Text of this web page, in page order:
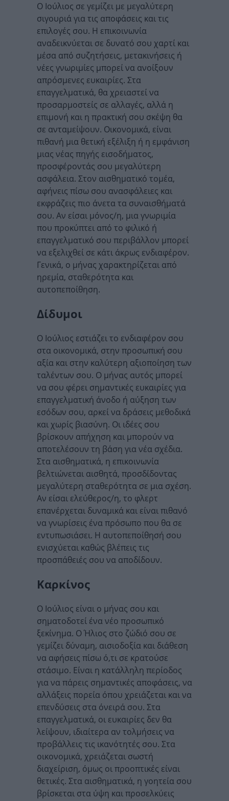
Ο Ιούλιος σε γεμίζει με μεγαλύτερη
σιγουριά για τις αποφάσεις και τις
επιλογές σου. Η επικοινωνία
αναδεικνύεται σε δυνατό σου χαρτί και
μέσα από συζητήσεις, μετακινήσεις ή
νέες γνωριμίες μπορεί να ανοίξουν
απρόσμενες ευκαιρίες. Στα
επαγγελματικά, θα χρειαστεί να
προσαρμοστείς σε αλλαγές, αλλά η
επιμονή και η πρακτική σου σκέψη θα
σε ανταμείψουν. Οικονομικά, είναι
πιθανή μια θετική εξέλιξη ή η εμφάνιση
μιας νέας πηγής εισοδήματος,
προσφέροντάς σου μεγαλύτερη
ασφάλεια. Στον αισθηματικό τομέα,
αφήνεις πίσω σου ανασφάλειες και
εκφράζεις πιο άνετα τα συναισθήματά
σου. Αν είσαι μόνος/η, μια γνωριμία
που προκύπτει από το φιλικό ή
επαγγελματικό σου περιβάλλον μπορεί
να εξελιχθεί σε κάτι άκρως ενδιαφέρον.
Γενικά, ο μήνας χαρακτηρίζεται από
ηρεμία, σταθερότητα και
αυτοπεποίθηση.
Δίδυμοι
Ο Ιούλιος εστιάζει το ενδιαφέρον σου
στα οικονομικά, στην προσωπική σου
αξία και στην καλύτερη αξιοποίηση των
ταλέντων σου. Ο μήνας αυτός μπορεί
να σου φέρει σημαντικές ευκαιρίες για
επαγγελματική άνοδο ή αύξηση των
εσόδων σου, αρκεί να δράσεις μεθοδικά
και χωρίς βιασύνη. Οι ιδέες σου
βρίσκουν απήχηση και μπορούν να
αποτελέσουν τη βάση για νέα σχέδια.
Στα αισθηματικά, η επικοινωνία
βελτιώνεται αισθητά, προσδίδοντας
μεγαλύτερη σταθερότητα σε μια σχέση.
Αν είσαι ελεύθερος/η, το φλερτ
επανέρχεται δυναμικά και είναι πιθανό
να γνωρίσεις ένα πρόσωπο που θα σε
εντυπωσιάσει. Η αυτοπεποίθησή σου
ενισχύεται καθώς βλέπεις τις
προσπάθειές σου να αποδίδουν.
Καρκίνος
Ο Ιούλιος είναι ο μήνας σου και
σηματοδοτεί ένα νέο προσωπικό
ξεκίνημα. Ο Ήλιος στο ζώδιό σου σε
γεμίζει δύναμη, αισιοδοξία και διάθεση
να αφήσεις πίσω ό,τι σε κρατούσε
στάσιμο. Είναι η κατάλληλη περίοδος
για να πάρεις σημαντικές αποφάσεις, να
αλλάξεις πορεία όπου χρειάζεται και να
επενδύσεις στα όνειρά σου. Στα
επαγγελματικά, οι ευκαιρίες δεν θα
λείψουν, ιδιαίτερα αν τολμήσεις να
προβάλλεις τις ικανότητές σου. Στα
οικονομικά, χρειάζεται σωστή
διαχείριση, όμως οι προοπτικές είναι
θετικές. Στα αισθηματικά, η γοητεία σου
βρίσκεται στα ύψη και προσελκύεις